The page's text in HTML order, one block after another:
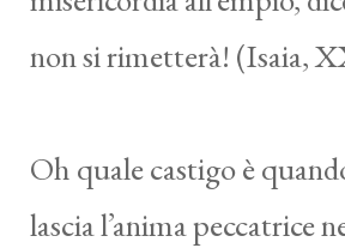
non si rimetterà! (Isaia,
Oh quale castigo è
lascia l’anima peccatrice